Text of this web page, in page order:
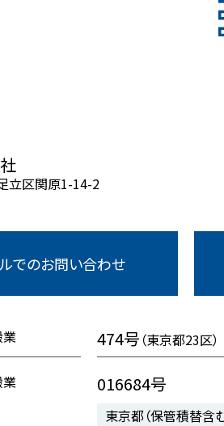
立区関原1-14-2
でのお問い合わせ
474号 （東京都23区）
016684号
東京都（保管積替含む